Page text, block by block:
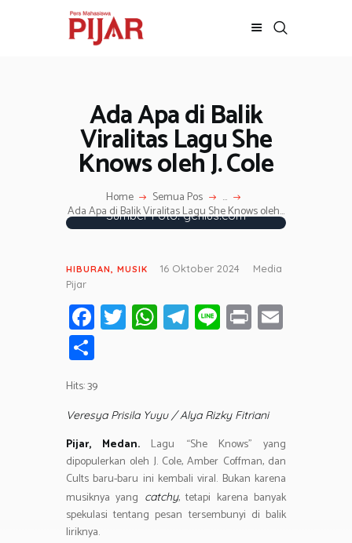
Ada Apa di Balik
Viralitas Lagu She
Knows oleh J. Cole
Home Semua Pos ...
Ada Apa di Balik Viralitas Lagu She Knows oleh...
BERITA
ADVERTORIAL
SOSOK
GALERI
HIBURAN
JALAN-JALAN
OLAHRAGA
OPINI
Sumber Foto: genius.com
HIBURAN, MUSIK 16 Oktober 2024
Media
Pijar
Fa
ce
o
ok
T
wi
W
h
A
p
p
T
el
a
m
Li
n
Pr
in
h
ar
e
Hits: 39
Veresya Prisila Yuyu / Alya Rizky Fitriani
Pijar, Medan. Lagu “She Knows” yang
dipopulerkan oleh J. Cole, Amber Coffman, dan
Cults baru-baru ini kembali viral. Bukan karena
musiknya yang catchy, tetapi karena banyak
spekulasi tentang pesan tersembunyi di balik
liriknya.